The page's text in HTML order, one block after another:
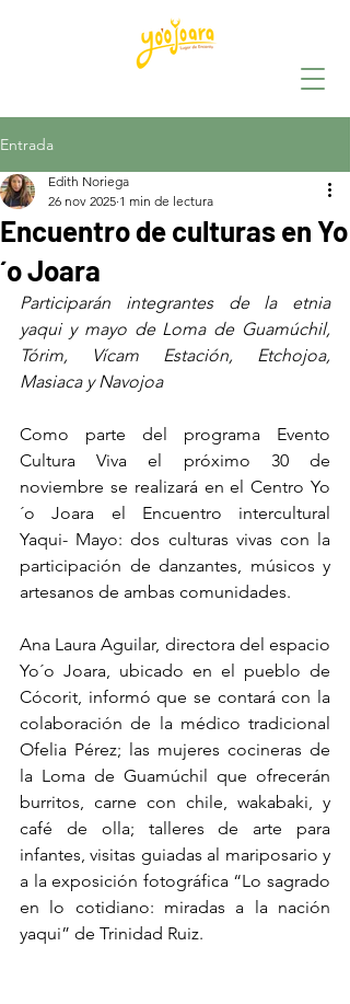
Entrada
Encuentro de culturas en Yo
´o Joara
Edith Noriega
26 nov 2025 1 min de lectura
Participarán integrantes de la etnia
yaqui y mayo de Loma de Guamúchil,
Tórim, Vícam Estación, Etchojoa,
Masiaca y Navojoa
Como parte del programa Evento
Cultura Viva el próximo 30 de
noviembre se realizará en el Centro Yo
´o Joara el Encuentro intercultural
Yaqui- Mayo: dos culturas vivas con la
participación de danzantes, músicos y
artesanos de ambas comunidades.
Ana Laura Aguilar, directora del espacio
Yo´o Joara, ubicado en el pueblo de
Cócorit, informó que se contará con la
colaboración de la médico tradicional
Ofelia Pérez; las mujeres cocineras de
la Loma de Guamúchil que ofrecerán
burritos, carne con chile, wakabaki, y
café de olla; talleres de arte para
infantes, visitas guiadas al mariposario y
a la exposición fotográfica “Lo sagrado
en lo cotidiano: miradas a la nación
yaqui” de Trinidad Ruiz.